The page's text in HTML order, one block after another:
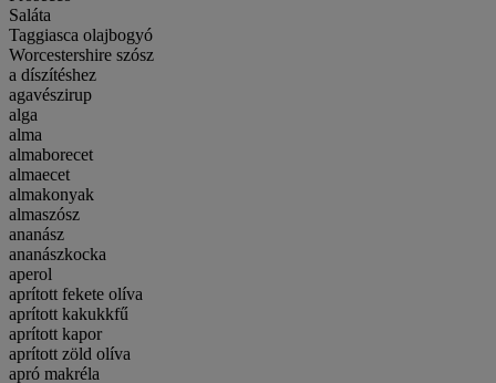
Saláta
Taggiasca olajbogyó
Worcestershire szósz
a díszítéshez
agavészirup
alga
alma
almaborecet
almaecet
almakonyak
almaszósz
ananász
ananászkocka
aperol
aprított fekete olíva
aprított kakukkfű
aprított kapor
aprított zöld olíva
apró makréla